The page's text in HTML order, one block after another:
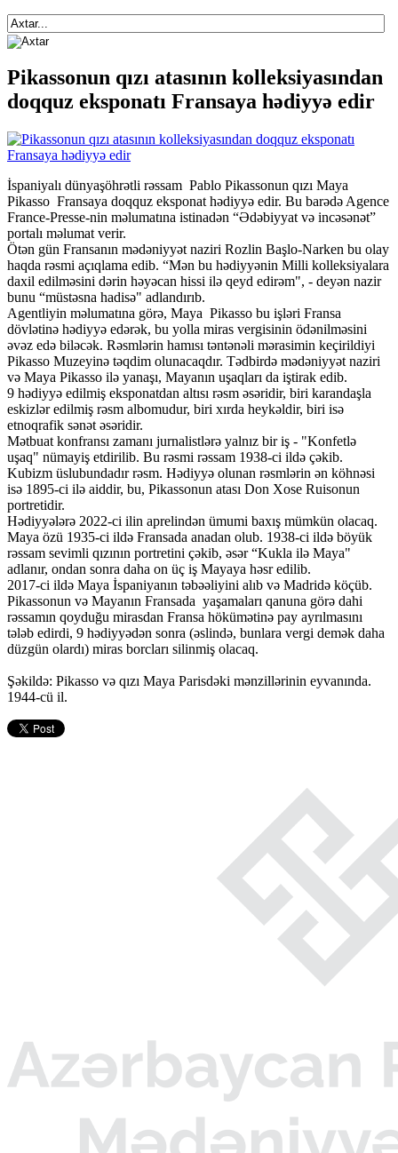
Pikassonun qızı atasının kolleksiyasından
doqquz eksponatı Fransaya hədiyyə edir
İspaniyalı dünyaşöhrətli rəssam Pablo Pikassonun qızı Maya
Pikasso Fransaya doqquz eksponat hədiyyə edir. Bu barədə Agence
France-Presse-nin məlumatına istinadən “Ədəbiyyat və incəsənət”
portalı məlumat verir.
Ötən gün Fransanın mədəniyyət naziri Rozlin Başlo-Narken bu olay
haqda rəsmi açıqlama edib. “Mən bu hədiyyənin Milli kolleksiyalara
daxil edilməsini dərin həyəcan hissi ilə qeyd edirəm", - deyən nazir
bunu “müstəsna hadisə" adlandırıb.
Agentliyin məlumatına görə, Maya Pikasso bu işləri Fransa
dövlətinə hədiyyə edərək, bu yolla miras vergisinin ödənilməsini
əvəz edə biləcək. Rəsmlərin hamısı təntənəli mərasimin keçirildiyi
Pikasso Muzeyinə təqdim olunacaqdır. Tədbirdə mədəniyyət naziri
və Maya Pikasso ilə yanaşı, Mayanın uşaqları da iştirak edib.
9 hədiyyə edilmiş eksponatdan altısı rəsm əsəridir, biri karandaşla
eskizlər edilmiş rəsm albomudur, biri xırda heykəldir, biri isə
etnoqrafik sənət əsəridir.
Mətbuat konfransı zamanı jurnalistlərə yalnız bir iş - "Konfetlə
uşaq" nümayiş etdirilib. Bu rəsmi rəssam 1938-ci ildə çəkib.
Kubizm üslubundadır rəsm. Hədiyyə olunan rəsmlərin ən köhnəsi
isə 1895-ci ilə aiddir, bu, Pikassonun atası Don Xose Ruisonun
portretidir.
Hədiyyələrə 2022-ci ilin aprelindən ümumi baxış mümkün olacaq.
Maya özü 1935-ci ildə Fransada anadan olub. 1938-ci ildə böyük
rəssam sevimli qızının portretini çəkib, əsər “Kukla ilə Maya"
adlanır, ondan sonra daha on üç iş Mayaya həsr edilib.
2017-ci ildə Maya İspaniyanın təbəəliyini alıb və Madridə köçüb.
Pikassonun və Mayanın Fransada yaşamaları qanuna görə dahi
rəssamın qoyduğu mirasdan Fransa hökümətinə pay ayrılmasını
tələb edirdi, 9 hədiyyədən sonra (əslində, bunlara vergi demək daha
düzgün olardı) miras borcları silinmiş olacaq.
Şəkildə: Pikasso və qızı Maya Parisdəki mənzillərinin eyvanında.
1944-cü il.